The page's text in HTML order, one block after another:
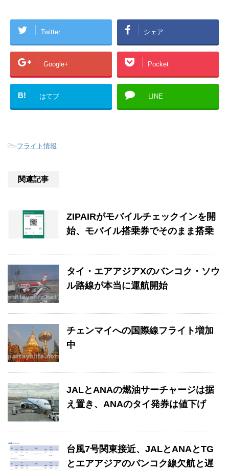
Twitter シェア
Google+ Pocket
B! はてブ LINE
-フライト情報
関連記事
ZIPAIRがモバイルチェックインを開
始、モバイル搭乗券でそのまま搭乗
タイ・エアアジアXのバンコク・ソウ
ル路線が本当に運航開始
チェンマイへの国際線フライト増加
中
JALとANAの燃油サーチャージは据
え置き、ANAのタイ発券は値下げ
台風7号関東接近、JALとANAとTG
とエアアジアのバンコク線欠航と遅